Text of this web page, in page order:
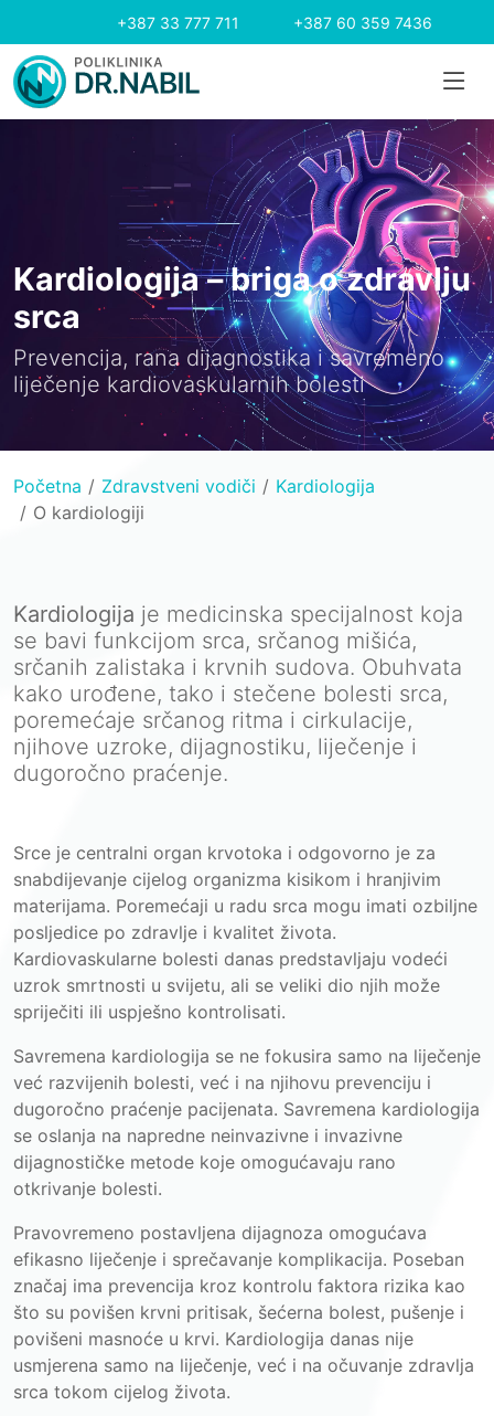
+387 33 777 711 +387 60 359 7436
Kardiologija – briga o zdravlju
srca
Prevencija, rana dijagnostika i savremeno
liječenje kardiovaskularnih bolesti
Početna Zdravstveni vodiči
Kardiologija
O kardiologiji
Kardiologija je medicinska specijalnost koja
se bavi funkcijom srca, srčanog mišića,
srčanih zalistaka i krvnih sudova. Obuhvata
kako urođene, tako i stečene bolesti srca,
poremećaje srčanog ritma i cirkulacije,
njihove uzroke, dijagnostiku, liječenje i
dugoročno praćenje.
Srce je centralni organ krvotoka i odgovorno je za
snabdijevanje cijelog organizma kisikom i hranjivim
materijama. Poremećaji u radu srca mogu imati ozbiljne
posljedice po zdravlje i kvalitet života.
Kardiovaskularne bolesti danas predstavljaju vodeći
uzrok smrtnosti u svijetu, ali se veliki dio njih može
spriječiti ili uspješno kontrolisati.
Savremena kardiologija se ne fokusira samo na liječenje
već razvijenih bolesti, već i na njihovu prevenciju i
dugoročno praćenje pacijenata. Savremena kardiologija
se oslanja na napredne neinvazivne i invazivne
dijagnostičke metode koje omogućavaju rano
otkrivanje bolesti.
Pravovremeno postavljena dijagnoza omogućava
efikasno liječenje i sprečavanje komplikacija. Poseban
značaj ima prevencija kroz kontrolu faktora rizika kao
što su povišen krvni pritisak, šećerna bolest, pušenje i
povišeni masnoće u krvi. Kardiologija danas nije
usmjerena samo na liječenje, već i na očuvanje zdravlja
srca tokom cijelog života.